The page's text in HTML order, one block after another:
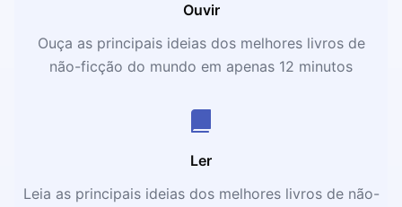
Ouvir
Ouça as principais ideias dos melhores livros de
não-ficção do mundo em apenas 12 minutos
Ler
Leia as principais ideias dos melhores livros de não-